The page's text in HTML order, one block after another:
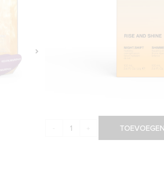
Voeg extra glans toe met
Als cadeau zitten er twee sets
beautyritueel voor haar én
-